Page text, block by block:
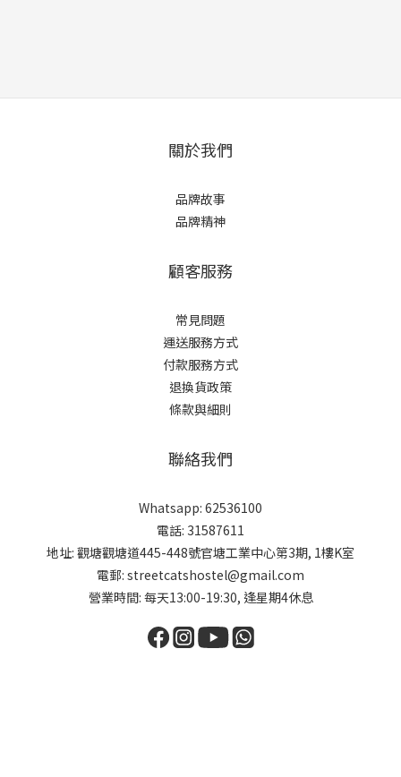
關於我們
品牌故事
品牌精神
顧客服務
常見問題
運送服務方式
付款服務方式
退換貨政策
條款與細則
聯絡我們
Whatsapp: 62536100
電話: 31587611
地址: 觀塘觀塘道445-448號官塘工業中心第3期, 1樓K室
電郵: streetcatshostel@gmail.com
營業時間: 每天13:00-19:30, 逢星期4休息